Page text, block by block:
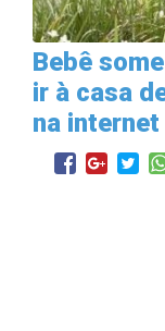
Bebê
ir à casa
na internet